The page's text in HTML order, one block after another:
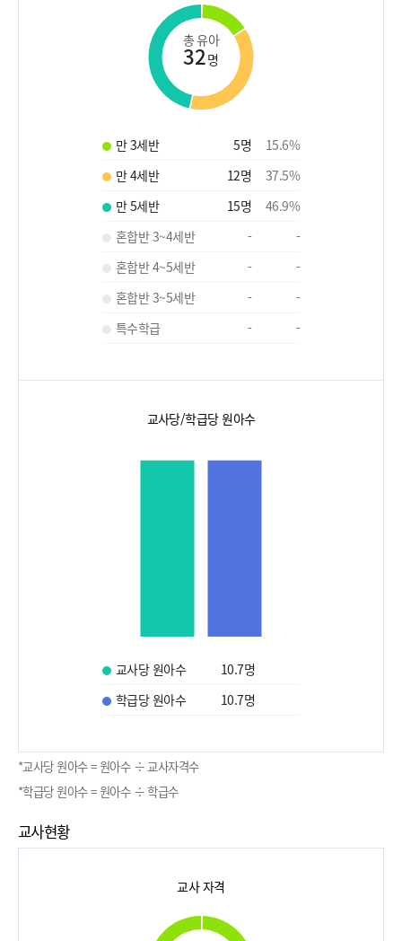
총 유아
32명
만 3세반 5명 15.6%
만 4세반
12명 37.5%
만 5세반
15명 46.9%
혼합반 3~4세반
-
-
혼합반 4~5세반
-
-
혼합반 3~5세반
-
-
특수학급
- -
교사당/학급당 원아수
교사당 원아수 10.7명
학급당 원아수
10.7명
*교사당 원아수 = 원아수 ÷ 교사자격수
*학급당 원아수 = 원아수 ÷ 학급수
교사현황
교사 자격